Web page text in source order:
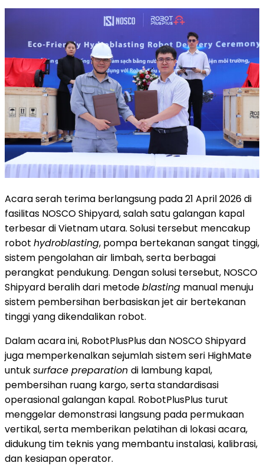
Acara serah terima berlangsung pada 21 April 2026 di
fasilitas NOSCO Shipyard, salah satu galangan kapal
terbesar di Vietnam utara. Solusi tersebut mencakup
robot hydroblasting, pompa bertekanan sangat tinggi,
sistem pengolahan air limbah, serta berbagai
perangkat pendukung. Dengan solusi tersebut, NOSCO
Shipyard beralih dari metodeblasting manual menuju
sistem pembersihan berbasiskan jet air bertekanan
tinggi yang dikendalikan robot.
Dalam acara ini, RobotPlusPlus dan NOSCO Shipyard
juga memperkenalkan sejumlah sistem seri HighMate
untuksurface preparation di lambung kapal,
pembersihan ruang kargo, serta standardisasi
operasional galangan kapal. RobotPlusPlus turut
menggelar demonstrasi langsung pada permukaan
vertikal, serta memberikan pelatihan di lokasi acara,
didukung tim teknis yang membantu instalasi, kalibrasi,
dan kesiapan operator.